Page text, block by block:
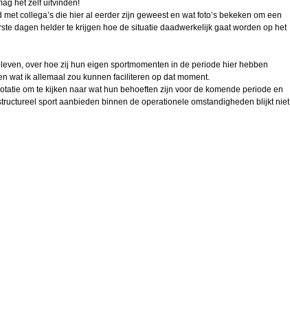
het zelf uitvinden!
collega’s die hier al eerder zijn geweest en wat foto’s bekeken om een
dagen helder te krijgen hoe de situatie daadwerkelijk gaat worden op het
over hoe zij hun eigen sportmomenten in de periode hier hebben
wat ik allemaal zou kunnen faciliteren op dat moment.
om te kijken naar wat hun behoeften zijn voor de komende periode en
sport aanbieden binnen de operationele omstandigheden blijkt niet